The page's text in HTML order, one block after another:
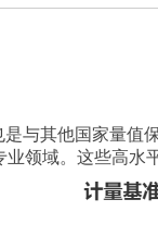
与其他国家量值
领域。这些高